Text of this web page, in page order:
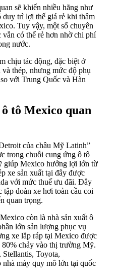
sẽ khiến nhiều hãng như
trì lợi thế giá rẻ khi thâm
Tuy vậy, một số chuyên
có thể rẻ hơn nhờ chi phí
nước.
chịu tác động, đặc biệt ở
thép, nhưng mức độ phụ
với Trung Quốc và Hàn
tô Mexico quan
của châu Mỹ Latinh”
trong chuỗi cung ứng ô tô
giúp Mexico hưởng lợi lớn từ
xe sản xuất tại đây được
với mức thuế ưu đãi. Đây
tập đoàn xe hơi toàn cầu coi
quan trọng.
còn là nhà sản xuất ô
lớn sản lượng phục vụ
xe lắp ráp tại Mexico được
chảy vào thị trường Mỹ.
Toyota,
máy quy mô lớn tại quốc